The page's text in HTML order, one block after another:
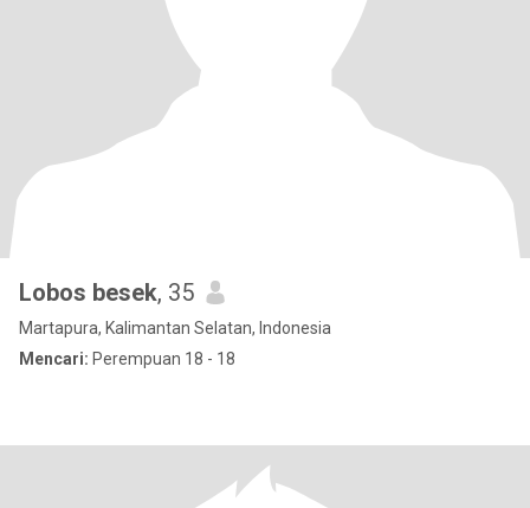
Lobos besek, 35
Martapura, Kalimantan Selatan, Indonesia
Mencari: Perempuan 18 - 18